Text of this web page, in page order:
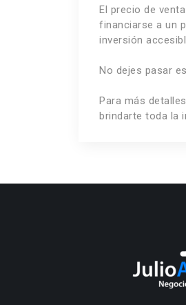
El precio de
financiarse a un
inversión
No dejes pasar
Para más
brindarte toda la